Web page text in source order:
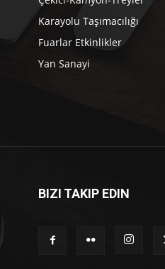
Karayolu Taşımacılığı
Fuarlar Etkinlikler
Yan Sanayi
BIZI TAKIP EDIN